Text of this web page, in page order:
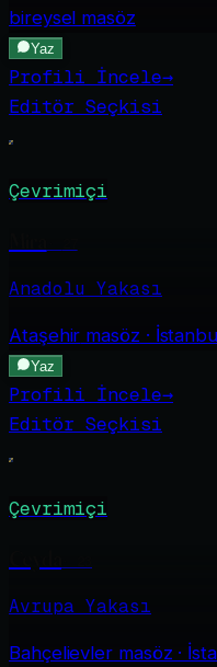
bireysel masöz
Yaz
Profili İncele→
Editör Seçkisi
Çevrimiçi
Anadolu Yakası
Ataşehir masöz ·
Yaz
Profili İncele→
Editör Seçkisi
Çevrimiçi
Avrupa Yakası
Bahçelievler masöz ·